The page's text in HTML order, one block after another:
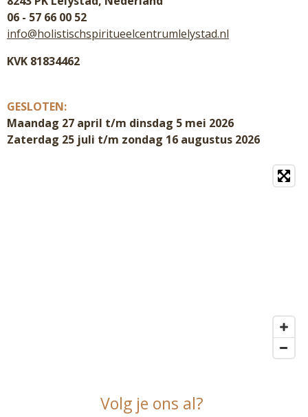
06 - 57 66 00 52
info@holistischspiritueelcentrumlelystad.nl
KVK 81834462
GESLOTEN:
Maandag 27 april t/m dinsdag 5 mei 2026
Zaterdag 25 juli t/m zondag 16 augustus 2026
Volg je ons al?